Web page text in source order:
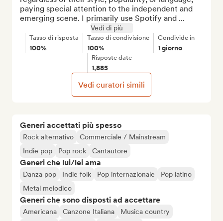
Generi accettati più spesso
Rock alternativo
Commerciale / Mainstream
Indie pop
Pop rock Cantautore
Generi che lui/lei ama
Danza pop Indie folk Pop internazionale
Pop latino
Metal melodico
Generi che sono disposti ad accettare
Americana Canzone Italiana
Musica country
paying special attention to the independent and
emerging scene. I primarily use Spotify and ...
Vedi di più
Tasso di risposta
100%
Tasso di condivisione
100%
Condivide in
1 giorno
Risposte date
1,885
Vedi curatori simili